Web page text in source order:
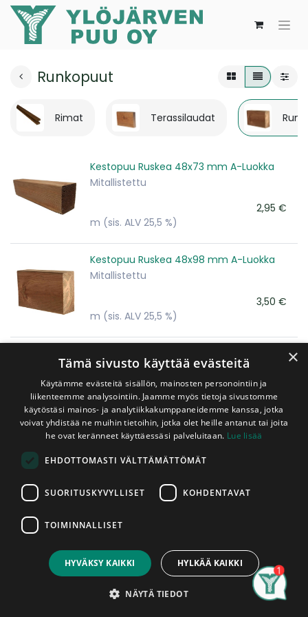
Account
Runkopuut
Rimat Terassilaudat
Kestopuu Ruskea 48x73 mm A-Luokka
Mitallistettu
2,95 €
m (sis. ALV 25,5 %)
Kestopuu Ruskea 48x98 mm A-Luokka
Mitallistettu
3,50 €
m (sis. ALV 25,5 %)
Mitallistettu
3,35€
m(sis. ALV 25,5 %)
Mitallistettu
(sis. ALV 25,5 %)
Mitallistettu
5,30€
(sis. ALV 25,5 %)
×
Tämä sivusto käyttää evästeitä
Käytämme evästeitä sisällön, mainosten personointiin ja
liikenteemme analysointiin. Jaamme myös tietoja sivustomme
käytöstäsi mainos- ja analytiikkakumppaneidemme kanssa, jotka
voivat yhdistää ne muihin tietoihin, jotka olet heille antanut tai joita
he ovat keränneet käyttäessäsi palveluitaan. Lue lisää
EHDOTTOMASTI VÄLTTÄMÄTTÖMÄT
SUORITUSKYVYLLISET KOHDENTAVAT
TOIMINNALLISET
HYVÄKSY KAIKKI HYLKÄÄ KAIKKI
NÄYTÄ TIEDOT